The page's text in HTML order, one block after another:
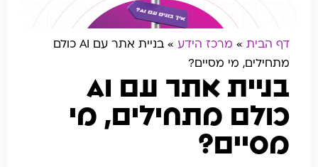
בניית אתר עם AI
כולם מתחילים, מי
מסיים?
דף הבית » מרכז הידע »
בניית אתר עם AI כולם
מתחילים, מי מסיים?